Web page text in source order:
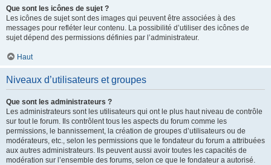
Que sont les icônes de sujet ?
Les icônes de sujet sont des images qui peuvent être associées à des
messages pour refléter leur contenu. La possibilité d’utiliser des icônes de
sujet dépend des permissions définies par l’administrateur.
Haut
Niveaux d’utilisateurs et groupes
Que sont les administrateurs ?
Les administrateurs sont les utilisateurs qui ont le plus haut niveau de contrôle
sur tout le forum. Ils contrôlent tous les aspects du forum comme les
permissions, le bannissement, la création de groupes d’utilisateurs ou de
modérateurs, etc., selon les permissions que le fondateur du forum a attribuées
aux autres administrateurs. Ils peuvent aussi avoir toutes les capacités de
modération sur l’ensemble des forums, selon ce que le fondateur a autorisé.